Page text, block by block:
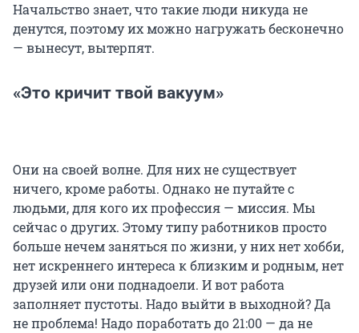
Начальство знает, что такие люди никуда не
денутся, поэтому их можно нагружать бесконечно
— вынесут, вытерпят.
«Это кричит твой вакуум»
Они на своей волне. Для них не существует
ничего, кроме работы. Однако не путайте с
людьми, для кого их профессия — миссия. Мы
сейчас о других. Этому типу работников просто
больше нечем заняться по жизни, у них нет хобби,
нет искреннего интереса к близким и родным, нет
друзей или они поднадоели. И вот работа
заполняет пустоты. Надо выйти в выходной? Да
не проблема! Надо поработать до 21:00 — да не